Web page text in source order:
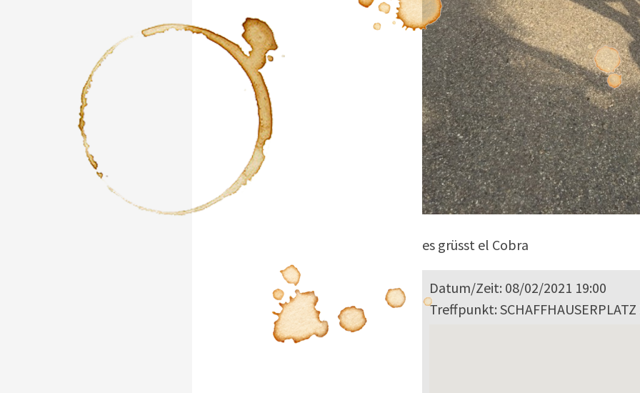
es grüsst el Cobra
Datum/Zeit: 08/02/2021 19:00
Treffpunkt: SCHAFFHAUSERPLATZ